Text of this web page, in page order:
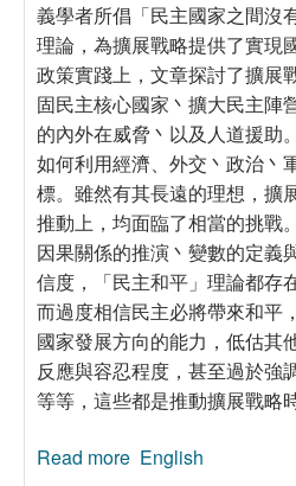
義學者所倡「民主國家之間沒
理論，為擴展戰略提供了實現
政策實踐上，文章探討了擴展
固民主核心國家丶擴大民主陣
的內外在威脅丶以及人道援助
如何利用經濟、外交丶政治丶
標。雖然有其長遠的理想，擴
推動上，均面臨了相當的挑戰
因果關係的推演丶變數的定義
信度，「民主和平」理論都存
而過度相信民主必將帶來和平
國家發展方向的能力，低估其
反應與容忍程度，甚至過於強
等等，這些都是推動擴展戰略
Read more about 美國「擴展
English